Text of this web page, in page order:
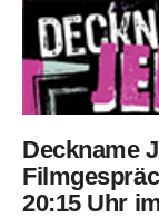
Deckname
20:15 Uhr